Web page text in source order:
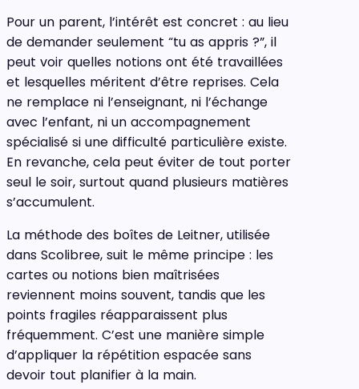
Pour un parent, l’intérêt est concret : au lieu
de demander seulement “tu as appris ?”, il
peut voir quelles notions ont été travaillées
et lesquelles méritent d’être reprises. Cela
ne remplace ni l’enseignant, ni l’échange
avec l’enfant, ni un accompagnement
spécialisé si une difficulté particulière existe.
En revanche, cela peut éviter de tout porter
seul le soir, surtout quand plusieurs matières
s’accumulent.
La méthode des boîtes de Leitner, utilisée
dans Scolibree, suit le même principe : les
cartes ou notions bien maîtrisées
reviennent moins souvent, tandis que les
points fragiles réapparaissent plus
fréquemment. C’est une manière simple
d’appliquer la répétition espacée sans
devoir tout planifier à la main.